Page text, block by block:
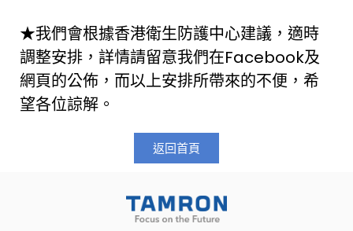
★我們會根據香港衛生防護中心建議，適時
調整安排，詳情請留意我們在Facebook及
網頁的公佈，而以上安排所帶來的不便，希
望各位諒解。
返回首頁